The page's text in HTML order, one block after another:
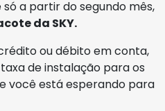
a partir do segundo mês,
da SKY.
ou débito em conta,
de instalação para os
você está esperando para